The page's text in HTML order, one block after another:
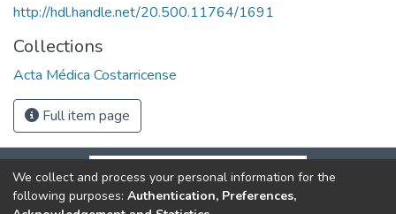
http://hdl.handle.net/20.500.11764/1691
Collections
Acta Médica Costarricense
Full item page
We collect and process your personal information for the
following purposes: Authentication, Preferences,